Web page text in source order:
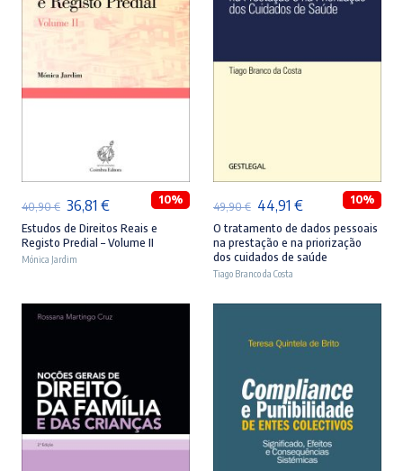
ADICIONAR
40,90€ O
preço
original
40,90 €.
36,81 €O
preço
atual
36,81 €.
10%
Estudos de Direitos Reais e
Registo Predial – Volume II
Mónica Jardim
49,90€ O
preço
original
era:
49,90 €.
44,91 €O
preço
atual
44,91 €.
10%
O tratamento de dados pessoais
na prestação e na priorização
dos cuidados de saúde
Tiago Branco da Costa